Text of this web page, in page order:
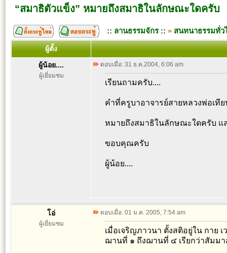
“สมาธิตัวแข็ง” หมายถึงสมาธิในลักษณะใดครับ
:: ลานธรรมจักร :: » สนทนาธรรมทั่ว
ผู้ตั้ง
ผู้น้อย....
ผู้เยี่ยมชม
ตอบเมื่อ: 31 ธ.ค.2004, 6:06 am
เรียนถามครับ....
คำที่ครูบาอาจารย์สายหลวงพ่อเที
หมายถึงสมาธิในลักษณะใดครับ แ
ขอบคุณครับ
ผู้น้อย....
โอ่
ผู้เยี่ยมชม
ตอบเมื่อ: 01 ม.ค. 2005, 7:54 am
เมื่อเจริญภาวนา ตั้งสติอยู่ใน กาย
ฌานที่ ๑ ถึงฌานที่ ๔ เรียกว่าสัมม